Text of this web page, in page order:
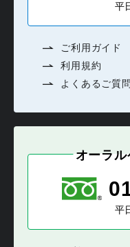
平
ご利用ガイド
利用規約
よくあるご質
オーラ
平